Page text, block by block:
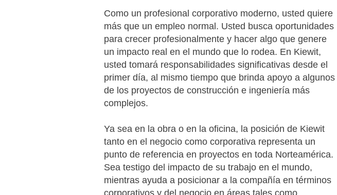
Como un profesional corporativo moderno, usted quiere
más que un empleo normal. Usted busca oportunidades
para crecer profesionalmente y hacer algo que genere
un impacto real en el mundo que lo rodea. En Kiewit,
usted tomará responsabilidades significativas desde el
primer día, al mismo tiempo que brinda apoyo a algunos
de los proyectos de construcción e ingeniería más
complejos.
Ya sea en la obra o en la oficina, la posición de Kiewit
tanto en el negocio como corporativa representa un
punto de referencia en proyectos en toda Norteamérica.
Sea testigo del impacto de su trabajo en el mundo,
mientras ayuda a posicionar a la compañía en términos
corporativos y del negocio en áreas tales como